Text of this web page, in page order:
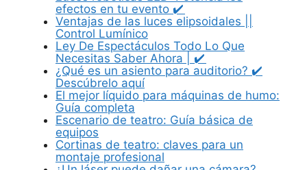
efectos en tu evento ✔️
Ventajas de las luces elipsoidales ||
Control Lumínico
Ley De Espectáculos Todo Lo Que
Necesitas Saber Ahora | ✔️
¿Qué es un asiento para auditorio? ✔️
Descúbrelo aquí
El mejor líquido para máquinas de humo:
Guía completa
Escenario de teatro: Guía básica de
equipos
Cortinas de teatro: claves para un
montaje profesional